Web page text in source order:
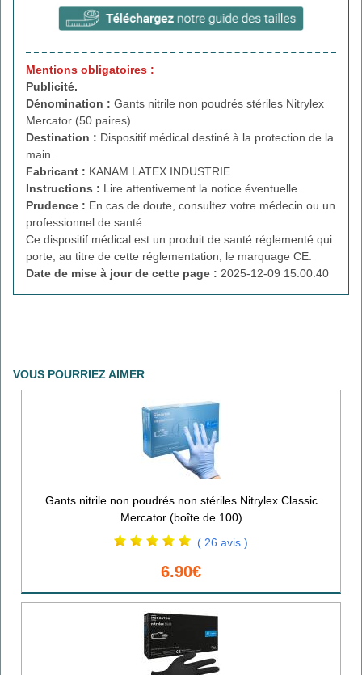
Mentions obligatoires :
Publicité.
Dénomination : Gants nitrile non poudrés stériles Nitrylex
Mercator (50 paires)
Destination : Dispositif médical destiné à la protection de la
main.
Fabricant : KANAM LATEX INDUSTRIE
Instructions : Lire attentivement la notice éventuelle.
Prudence : En cas de doute, consultez votre médecin ou un
professionnel de santé.
Ce dispositif médical est un produit de santé réglementé qui
porte, au titre de cette réglementation, le marquage CE.
Date de mise à jour de cette page : 2025-12-09 15:00:40
VOUS POURRIEZ AIMER
Gants nitrile non poudrés non stériles Nitrylex Classic
Mercator (boîte de 100)
( 26 avis )
6.90€